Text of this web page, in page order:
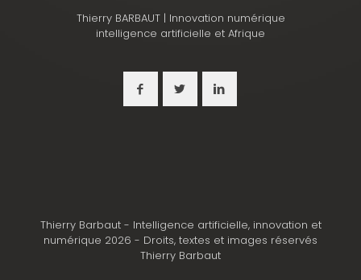
Thierry BARBAUT | Innovation numérique
intelligence artificielle et Afrique
Thierry Barbaut - Intelligence artificielle, innovation et
numérique 2026 - Droits, textes et images réservés
Thierry Barbaut